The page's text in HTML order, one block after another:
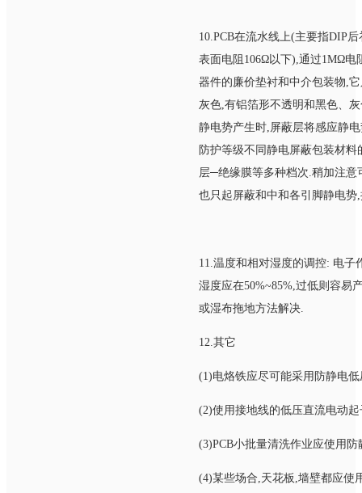
10.PCB在流水线上(主要指DIP
表面电阻106Ω以下),通过1MΩ电
器件的廉价垫衬和中介包装物,它
灰色,有铝箔形不透明和黑色
静电势产生时,屏蔽层将感应静
防护等级不同静电屏蔽包装材
层─绝缘膜等多种档次.稍加注
也只起屏蔽和中和各引脚静电势,
11.温度和相对湿度的调控: 电
湿度应在50%~85%,过低则容易
或湿布拖地方法解决.
12.其它
(1)电烙铁应尽可能采用防静电
(2)使用接地线的低压直流电动
(3)PCB小批量清洗作业应使用
(4)某些场合,天花板,墙壁都应使